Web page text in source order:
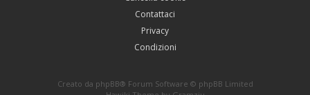
Contattaci
Privacy
Condizioni
Creato da phpBB® Forum Software © phpBB Limited